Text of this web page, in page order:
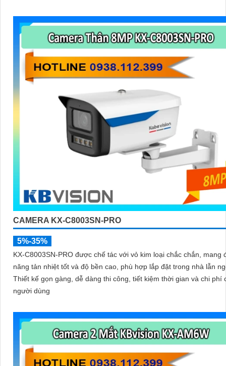
CAMERA KX-C8003SN-PRO
5%-35%
KX-C8003SN-PRO được chế tác với vỏ kim loại chắc chắn, mang
năng tản nhiệt tốt và độ bền cao, phù hợp lắp đặt trong nhà lẫn
Thiết kế gọn gàng, dễ dàng thi công, tiết kiệm thời gian và chi phí
người dùng